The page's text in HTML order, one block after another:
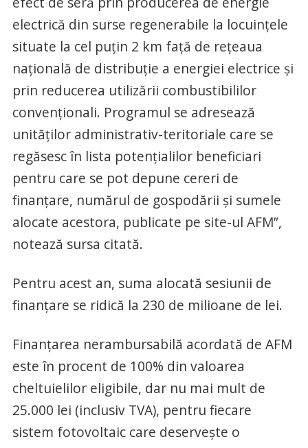
electrică din surse regenerabile la locuinţele
situate la cel puţin 2 km faţă de reţeaua
naţională de distribuţie a energiei electrice şi
prin reducerea utilizării combustibililor
convenţionali. Programul se adresează
unităţilor administrativ-teritoriale care se
regăsesc în lista potenţialilor beneficiari
pentru care se pot depune cereri de
finanţare, numărul de gospodării şi sumele
alocate acestora, publicate pe site-ul AFM”,
notează sursa citată.
Pentru acest an, suma alocată sesiunii de
finanţare se ridică la 230 de milioane de lei.
Finanţarea nerambursabilă acordată de AFM
este în procent de 100% din valoarea
cheltuielilor eligibile, dar nu mai mult de
25.000 lei (inclusiv TVA), pentru fiecare
sistem fotovoltaic care deserveşte o